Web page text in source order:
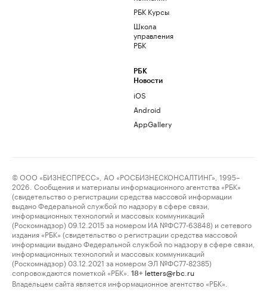
РБК Курсы
Школа
управления
РБК
РБК
Новости
iOS
Android
AppGallery
© ООО «БИЗНЕСПРЕСС», АО «РОСБИЗНЕСКОНСАЛТИНГ», 1995–
2026. Сообщения и материалы информационного агентства «РБК»
(свидетельство о регистрации средства массовой информации
выдано Федеральной службой по надзору в сфере связи,
информационных технологий и массовых коммуникаций
(Роскомнадзор) 09.12.2015 за номером ИА №ФС77-63848) и сетевого
издания «РБК» (свидетельство о регистрации средства массовой
информации выдано Федеральной службой по надзору в сфере связи,
информационных технологий и массовых коммуникаций
(Роскомнадзор) 03.12.2021 за номером ЭЛ №ФС77-82385)
сопровождаются пометкой «РБК».
18+ letters@rbc.ru
Владельцем сайта является информационное агентство «РБК».